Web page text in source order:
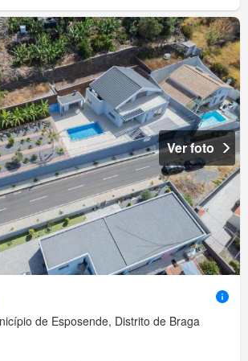
Ver foto
de Esposende, Distrito de Braga